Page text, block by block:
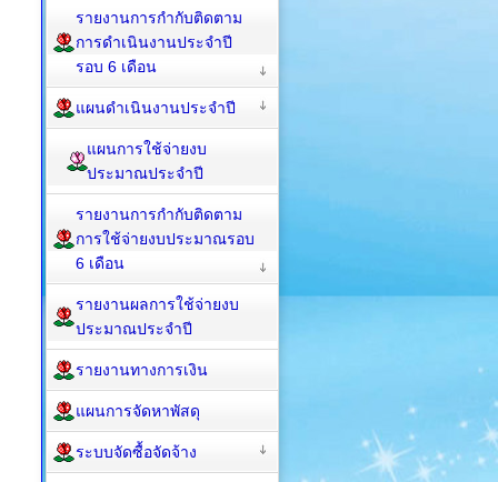
รายงานการกำกับติดตาม
การดำเนินงานประจำปี
รอบ 6 เดือน
แผนดำเนินงานประจำปี
แผนการใช้จ่ายงบ
ประมาณประจำปี
รายงานการกำกับติดตาม
การใช้จ่ายงบประมาณรอบ
6 เดือน
รายงานผลการใช้จ่ายงบ
ประมาณประจำปี
รายงานทางการเงิน
แผนการจัดหาพัสดุ
ระบบจัดซื้อจัดจ้าง